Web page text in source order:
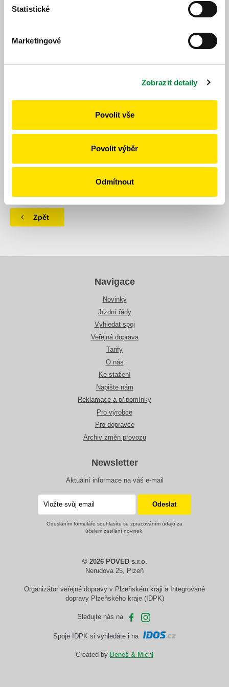
Statistické
Marketingové
Zobrazit detaily
Povolit vše
Povolit výběr
Odmítnout
change=10895&line=850
Publikováno dne: 27. 5. 2026
Zpět
Navigace
Novinky
Jízdní řády
Vyhledat spoj
Veřejná doprava
Tarify
O nás
Ke stažení
Napište nám
Reklamace a připomínky
Pro výrobce
Pro dopravce
Archiv změn provozu
Newsletter
Aktuální informace na váš e-mail
Odesláním formuláře souhlasíte se zpracováním údajů za
účelem zasílání novinek.
© 2026 POVED s.r.o.
Nerudova 25, Plzeň
Organizátor veřejné dopravy v Plzeňském kraji a Integrované
dopravy Plzeňského kraje (IDPK)
Sledujte nás na
Spoje IDPK si vyhledáte i na
Created by Beneš & Michl